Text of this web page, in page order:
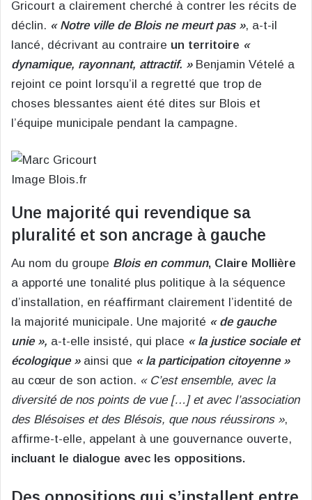
Gricourt a clairement cherché à contrer les récits de
déclin. « Notre ville de Blois ne meurt pas », a-t-il
lancé, décrivant au contraire un territoire «
dynamique, rayonnant, attractif. »Benjamin Vételé a
rejoint ce point lorsqu’il a regretté que trop de
choses blessantes aient été dites sur Blois et
l’équipe municipale pendant la campagne.
Image Blois.fr
Une majorité qui revendique sa
pluralité et son ancrage à gauche
Au nom du groupe Blois en commun, Claire Mollière
a apporté une tonalité plus politique à la séquence
d’installation, en réaffirmant clairement l’identité de
la majorité municipale. Une majorité « de gauche
unie », a-t-elle insisté, qui place « la justice sociale et
écologique »ainsi que « la participation citoyenne »
au cœur de son action. « C’est ensemble, avec la
diversité de nos points de vue […] et avec l’association
des Blésoises et des Blésois, que nous réussirons »,
affirme-t-elle, appelant à une gouvernance ouverte,
incluant le dialogue avec les oppositions.